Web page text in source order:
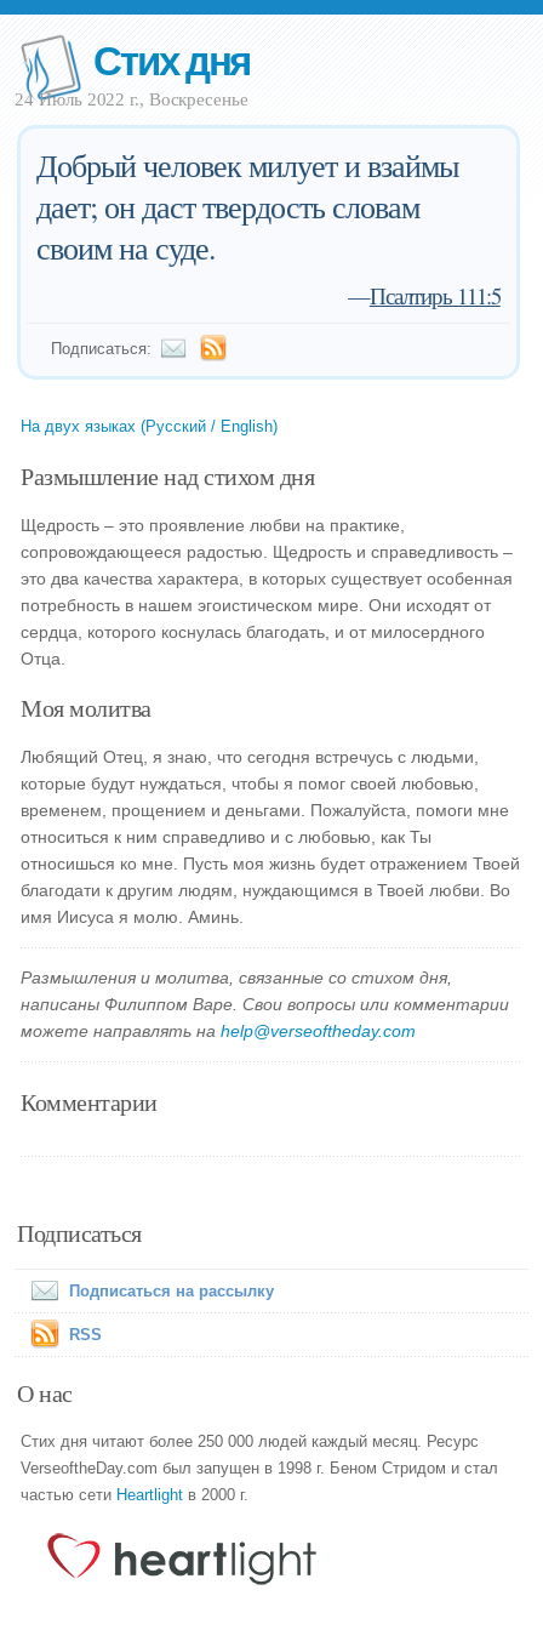
Стих дня
24 Июль 2022 г., Воскресенье
Добрый человек милует и взаймы
дает; он даст твердость словам
своим на суде.
—Псалтирь 111:5
Подписаться:
На двух языках (Русский / English)
Размышление над стихом дня
Щедрость – это проявление любви на практике,
сопровождающееся радостью. Щедрость и справедливость –
это два качества характера, в которых существует особенная
потребность в нашем эгоистическом мире. Они исходят от
сердца, которого коснулась благодать, и от милосердного
Отца.
Моя молитва
Любящий Отец, я знаю, что сегодня встречусь с людьми,
которые будут нуждаться, чтобы я помог своей любовью,
временем, прощением и деньгами. Пожалуйста, помоги мне
относиться к ним справедливо и с любовью, как Ты
относишься ко мне. Пусть моя жизнь будет отражением Твоей
благодати к другим людям, нуждающимся в Твоей любви. Во
имя Иисуса я молю. Аминь.
Размышления и молитва, связанные со стихом дня,
написаны Филиппом Варе. Свои вопросы или комментарии
можете направлять наhelp@verseoftheday.com
Комментарии
Подписаться
Подписаться на рассылку
RSS
О нас
Стих дня читают более 250 000 людей каждый месяц. Ресурс
VerseoftheDay.com был запущен в 1998 г. Беном Стридом и стал
частью сети Heartlight в 2000 г.